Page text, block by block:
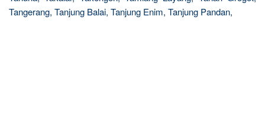
Tangerang, Tanjung Balai, Tanjung Enim, Tanjung Pandan,